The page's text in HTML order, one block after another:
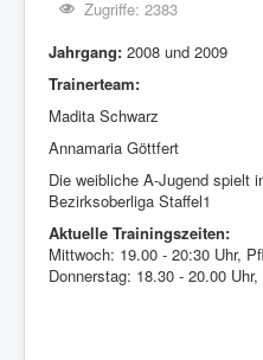
Zugriffe: 2383
Jahrgang: 2008 und 2009
Trainerteam:
Madita Schwarz
Annamaria Göttfert
Die weibliche A-Jugend spielt
Bezirksoberliga Staffel1
Aktuelle Trainingszeiten:
Mittwoch: 19.00 - 20:30 Uhr,
Donnerstag: 18.30 - 20.00